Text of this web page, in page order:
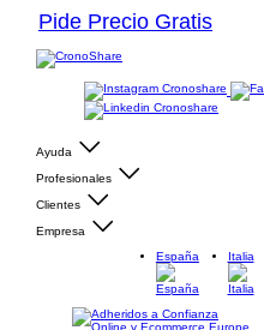
Pide Precio Gratis
Ayuda
Profesionales
Clientes
Empresa
España
Italia